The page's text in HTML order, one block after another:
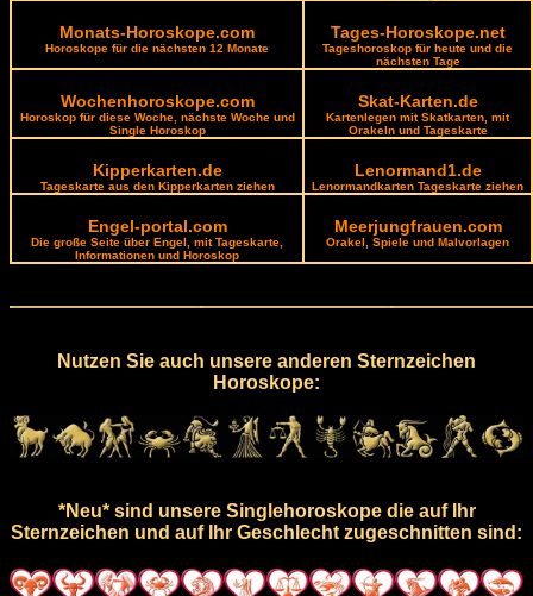
Monats-Horoskope.com
Horoskope für die nächsten 12 Monate
Tages-Horoskope.net
Tageshoroskop für heute und die
nächsten Tage
Wochenhoroskope.com
Horoskop für diese Woche, nächste Woche und
Single Horoskop
Skat-Karten.de
Kartenlegen mit Skatkarten, mit
Orakeln und Tageskarte
Kipperkarten.de
Tageskarte aus den Kipperkarten ziehen
Lenormand1.de
Lenormandkarten Tageskarte ziehen
Engel-portal.com
Die große Seite über Engel, mit Tageskarte,
Informationen und Horoskop
Meerjungfrauen.com
Orakel, Spiele und Malvorlagen
Nutzen Sie auch unsere anderen Sternzeichen
Horoskope:
*Neu* sind unsere Singlehoroskope die auf Ihr
Sternzeichen und auf Ihr Geschlecht zugeschnitten sind: